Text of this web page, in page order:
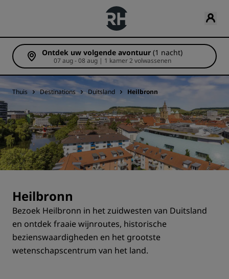
Ontdek uw volgende avontuur (1 nacht)
07 aug - 08 aug | 1 kamer 2 volwassenen
Thuis Destinations Duitsland Heilbronn
Heilbronn
Bezoek Heilbronn in het zuidwesten van Duitsland
en ontdek fraaie wijnroutes, historische
bezienswaardigheden en het grootste
wetenschapscentrum van het land.